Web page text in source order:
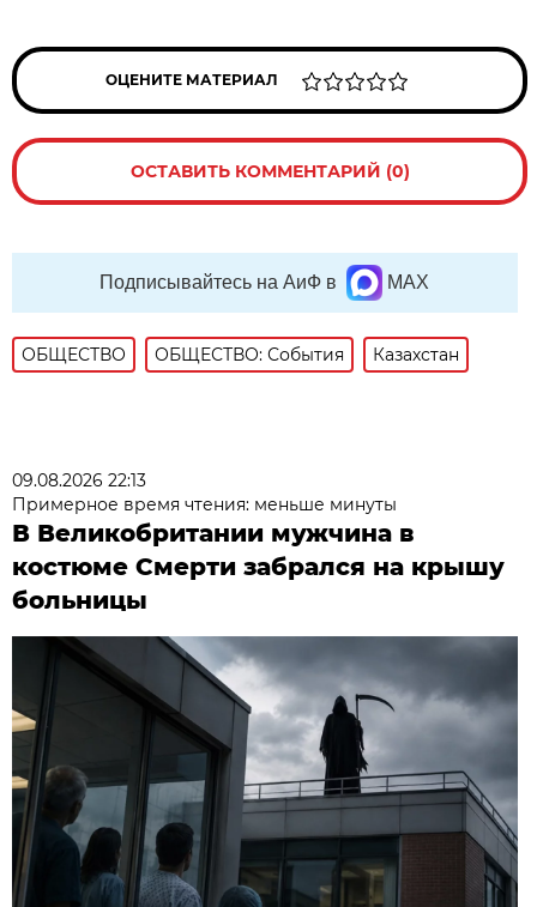
ОЦЕНИТЕ МАТЕРИАЛ
ОСТАВИТЬ КОММЕНТАРИЙ (0)
Подписывайтесь на АиФ в MAX
ОБЩЕСТВО ОБЩЕСТВО: События Казахстан
09.08.2026 22:13
Примерное время чтения: меньше минуты
В Великобритании мужчина в
костюме Смерти забрался на крышу
больницы